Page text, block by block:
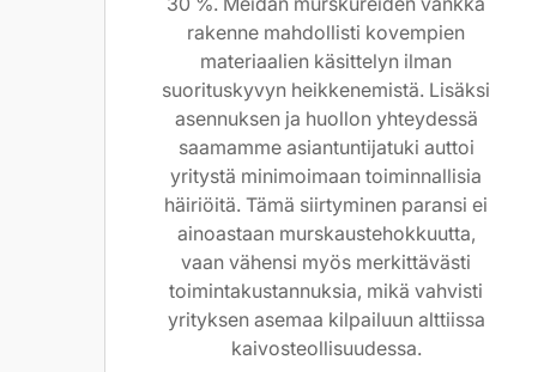
rakenne mahdollisti kovempien
materiaalien käsittelyn ilman
suorituskyvyn heikkenemistä. Lisäksi
asennuksen ja huollon yhteydessä
saamamme asiantuntijatuki auttoi
yritystä minimoimaan toiminnallisia
häiriöitä. Tämä siirtyminen paransi ei
ainoastaan murskaustehokkuutta,
vaan vähensi myös merkittävästi
toimintakustannuksia, mikä vahvisti
yrityksen asemaa kilpailuun alttiissa
kaivosteollisuudessa.